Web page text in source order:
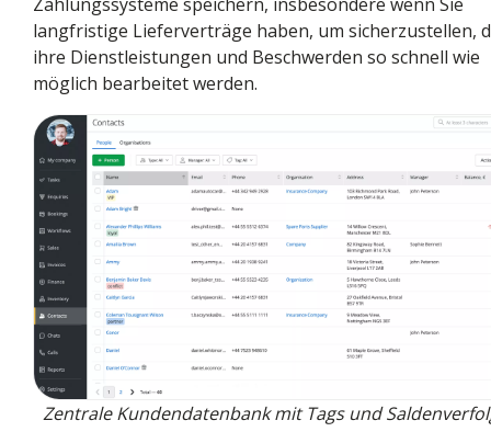
langfristige Lieferverträge haben, um sicherzustellen,
ihre Dienstleistungen und Beschwerden so schnell wie
möglich bearbeitet werden.
Zentrale Kundendatenbank mit Tags und